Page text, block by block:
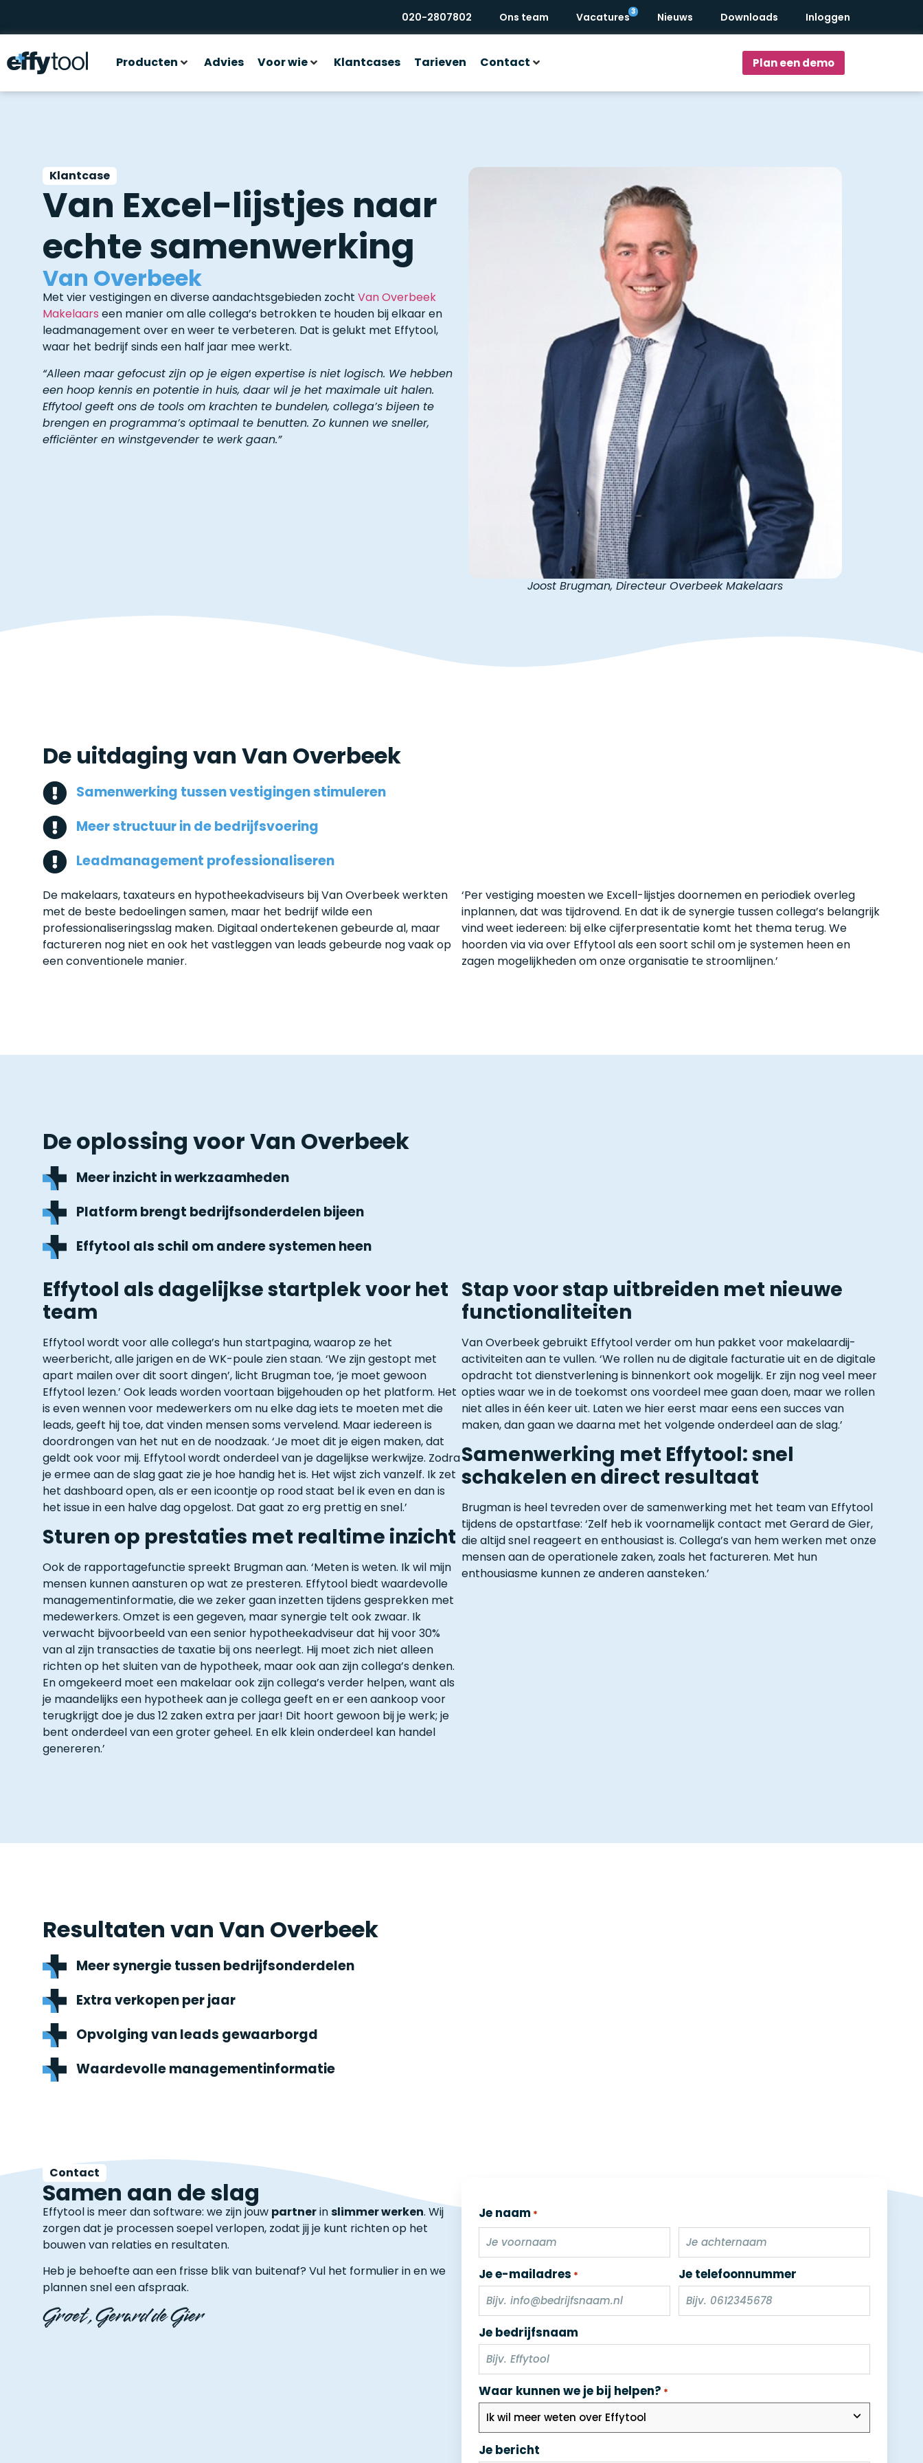
020-2807802 Ons team Vacatures Nieuws Downloads Inloggen
Producten Advies Voor wie Klantcases Tarieven Contact Plan een demo
Klantcase
Van Excel-lijstjes naar
echte samenwerking
Van Overbeek
Met vier vestigingen en diverse aandachtsgebieden zocht Van Overbeek
Makelaars een manier om alle collega’s betrokken te houden bij elkaar en
leadmanagement over en weer te verbeteren. Dat is gelukt met Effytool,
waar het bedrijf sinds een half jaar mee werkt.
“Alleen maar gefocust zijn op je eigen expertise is niet logisch. We hebben
een hoop kennis en potentie in huis, daar wil je het maximale uit halen.
Effytool geeft ons de tools om krachten te bundelen, collega’s bijeen te
brengen en programma’s optimaal te benutten. Zo kunnen we sneller,
efficiënter en winstgevender te werk gaan.”
Joost Brugman, Directeur Overbeek Makelaars
De uitdaging van Van Overbeek
Samenwerking tussen vestigingen stimuleren
Meer structuur in de bedrijfsvoering
Leadmanagement professionaliseren
De makelaars, taxateurs en hypotheekadviseurs bij Van Overbeek werkten
met de beste bedoelingen samen, maar het bedrijf wilde een
professionaliseringsslag maken. Digitaal ondertekenen gebeurde al, maar
factureren nog niet en ook het vastleggen van leads gebeurde nog vaak op
een conventionele manier.
‘Per vestiging moesten we Excell-lijstjes doornemen en periodiek overleg
inplannen, dat was tijdrovend. En dat ik de synergie tussen collega’s belangrijk
vind weet iedereen: bij elke cijferpresentatie komt het thema terug. We
hoorden via via over Effytool als een soort schil om je systemen heen en
zagen mogelijkheden om onze organisatie te stroomlijnen.’
De oplossing voor Van Overbeek
Meer inzicht in werkzaamheden
Platform brengt bedrijfsonderdelen bijeen
Effytool als schil om andere systemen heen
Effytool als dagelijkse startplek voor het
team
Effytool wordt voor alle collega’s hun startpagina, waarop ze het
weerbericht, alle jarigen en de WK-poule zien staan. ‘We zijn gestopt met
apart mailen over dit soort dingen’, licht Brugman toe, ‘je moet gewoon
Effytool lezen.’ Ook leads worden voortaan bijgehouden op het platform. Het
is even wennen voor medewerkers om nu elke dag iets te moeten met die
leads, geeft hij toe, dat vinden mensen soms vervelend. Maar iedereen is
doordrongen van het nut en de noodzaak. ‘Je moet dit je eigen maken, dat
geldt ook voor mij. Effytool wordt onderdeel van je dagelijkse werkwijze. Zodra
je ermee aan de slag gaat zie je hoe handig het is. Het wijst zich vanzelf. Ik zet
het dashboard open, als er een icoontje op rood staat bel ik even en dan is
het issue in een halve dag opgelost. Dat gaat zo erg prettig en snel.’
Sturen op prestaties met realtime inzicht
Ook de rapportagefunctie spreekt Brugman aan. ‘Meten is weten. Ik wil mijn
mensen kunnen aansturen op wat ze presteren. Effytool biedt waardevolle
managementinformatie, die we zeker gaan inzetten tijdens gesprekken met
medewerkers. Omzet is een gegeven, maar synergie telt ook zwaar. Ik
verwacht bijvoorbeeld van een senior hypotheekadviseur dat hij voor 30%
van al zijn transacties de taxatie bij ons neerlegt. Hij moet zich niet alleen
richten op het sluiten van de hypotheek, maar ook aan zijn collega’s denken.
En omgekeerd moet een makelaar ook zijn collega’s verder helpen, want als
je maandelijks een hypotheek aan je collega geeft en er een aankoop voor
terugkrijgt doe je dus 12 zaken extra per jaar! Dit hoort gewoon bij je werk; je
bent onderdeel van een groter geheel. En elk klein onderdeel kan handel
genereren.’
Stap voor stap uitbreiden met nieuwe
functionaliteiten
Van Overbeek gebruikt Effytool verder om hun pakket voor makelaardij-
activiteiten aan te vullen. ‘We rollen nu de digitale facturatie uit en de digitale
opdracht tot dienstverlening is binnenkort ook mogelijk. Er zijn nog veel meer
opties waar we in de toekomst ons voordeel mee gaan doen, maar we rollen
niet alles in één keer uit. Laten we hier eerst maar eens een succes van
maken, dan gaan we daarna met het volgende onderdeel aan de slag.’
Samenwerking met Effytool: snel
schakelen en direct resultaat
Brugman is heel tevreden over de samenwerking met het team van Effytool
tijdens de opstartfase: ‘Zelf heb ik voornamelijk contact met Gerard de Gier,
die altijd snel reageert en enthousiast is. Collega’s van hem werken met onze
mensen aan de operationele zaken, zoals het factureren. Met hun
enthousiasme kunnen ze anderen aansteken.’
Resultaten van Van Overbeek
Meer synergie tussen bedrijfsonderdelen
Extra verkopen per jaar
Opvolging van leads gewaarborgd
Waardevolle managementinformatie
Contact
Samen aan de slag
Effytool is meer dan software: we zijn jouw partnerinslimmer werken. Wij
zorgen dat je processen soepel verlopen, zodat jij je kunt richten op het
bouwen van relaties en resultaten.
Heb je behoefte aan een frisse blik van buitenaf? Vul het formulier in enwe
plannen snel een afspraak.
Groet, Gerard de Gier
Je naam *
Je e-mailadres * Je telefoonnummer
Je bedrijfsnaam
Waar kunnen we je bij helpen? *
Je bericht